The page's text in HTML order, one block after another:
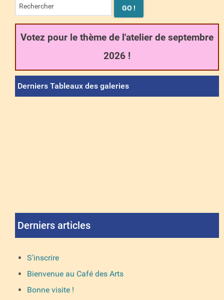
Votez pour le thème de l'atelier de septembre
2026 !
Derniers Tableaux des galeries
Derniers articles
S'inscrire
Bienvenue au Café des Arts
Bonne visite !